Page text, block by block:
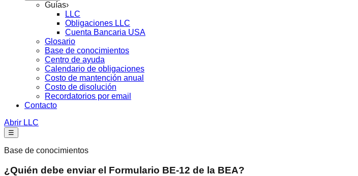
Guías›
LLC
Obligaciones LLC
Cuenta Bancaria USA
Glosario
Base de conocimientos
Centro de ayuda
Calendario de obligaciones
Costo de mantención anual
Costo de disolución
Recordatorios por email
Contacto
Abrir LLC
☰
Base de conocimientos
¿Quién debe enviar el Formulario BE-12 de la BEA?